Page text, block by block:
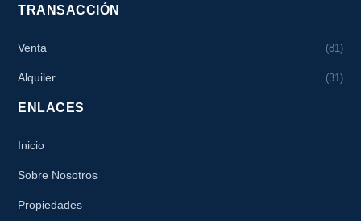
TRANSACCIÓN
Venta (81)
Alquiler (31)
ENLACES
Inicio
Sobre Nosotros
Propiedades